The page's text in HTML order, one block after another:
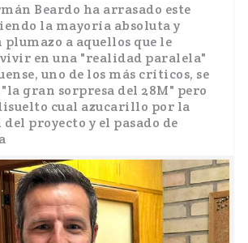
Beardo ha arrasado este
la mayoría absoluta y
a aquellos que le
vivir en una "realidad paralela"
uno de los más críticos, se
"la gran sorpresa del 28M" pero
cual azucarillo por la
proyecto y el pasado de